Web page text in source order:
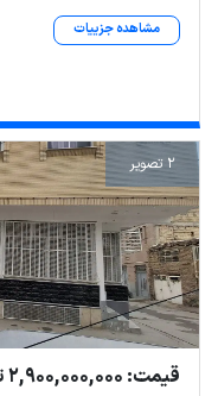
مشاهده جزییات
2 تصویر
قیمت: 2,900,000,000 تومان